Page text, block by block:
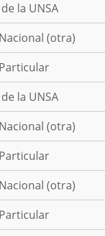
la UNSA
(otra)
la UNSA
(otra)
(otra)